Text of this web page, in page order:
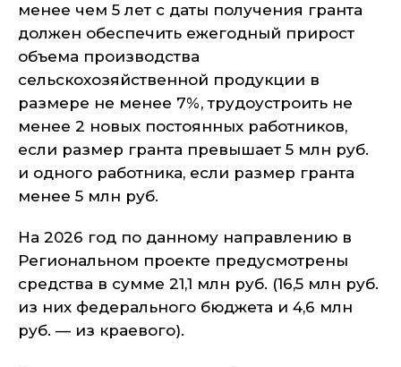
менее чем 5 лет с даты получения гранта
должен обеспечить ежегодный прирост
объема производства
сельскохозяйственной продукции в
размере не менее 7%, трудоустроить не
менее 2 новых постоянных работников,
если размер гранта превышает 5 млн руб.
и одного работника, если размер гранта
менее 5 млн руб.
На 2026 год по данному направлению в
Региональном проекте предусмотрены
средства в сумме 21,1 млн руб. (16,5 млн руб.
из них федерального бюджета и 4,6 млн
руб. — из краевого).